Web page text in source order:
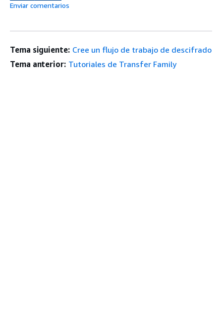
Enviar comentarios
Tema siguiente: Cree un flujo de trabajo de descifrado
Tema anterior: Tutoriales de Transfer Family